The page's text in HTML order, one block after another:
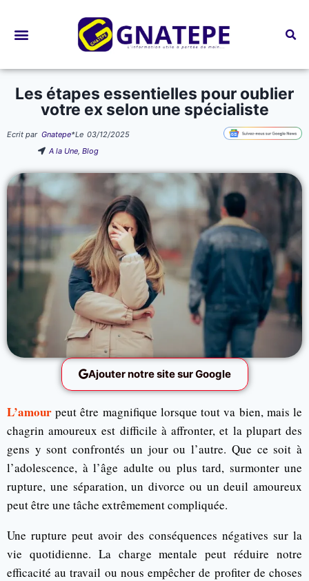
Les étapes essentielles pour oublier
votre ex selon une spécialiste
Ecrit par Gnatepe*Le 03/12/2025
A la Une,Blog
Ajouter notre site sur Google
L’amour peut être magnifique lorsque tout va bien, mais le
chagrin amoureux est difficile à affronter, et la plupart des
gens y sont confrontés un jour ou l’autre. Que ce soit à
l’adolescence, à l’âge adulte ou plus tard, surmonter une
rupture, une séparation, un divorce ou un deuil amoureux
peut être une tâche extrêmement compliquée.
Une rupture peut avoir des conséquences négatives sur la
vie quotidienne. La charge mentale peut réduire notre
efficacité au travail ou nous empêcher de profiter de choses